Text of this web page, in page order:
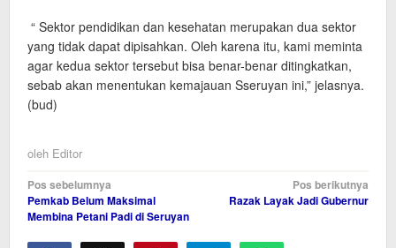
“ Sektor pendidikan dan kesehatan merupakan dua sektor
yang tidak dapat dipisahkan. Oleh karena itu, kami meminta
agar kedua sektor tersebut bisa benar-benar ditingkatkan,
sebab akan menentukan kemajauan Sseruyan ini,” jelasnya.
(bud)
oleh Editor
Navigasi
pos
Pos sebelumnya
Pemkab Belum Maksimal
Membina Petani Padi di Seruyan
Pos berikutnya
Razak Layak Jadi Gubernur